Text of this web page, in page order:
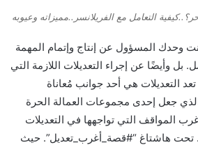
التعامل مع الفريلانسر..مميزاته وعيوبه
وحدك المسؤول عن إنتاج وإتمام المهمة
بل وأيضًا عن إجراء التعديلات اللازمة التي
التعديلات هي أحد جوانب مُعاناة
الذي جعل إحدى مجموعات العمالة الحرة
المواقف التي تواجهها في التعديلات
تحت هاشتاغ “#قصة_أغرب_تعديل”. حيث